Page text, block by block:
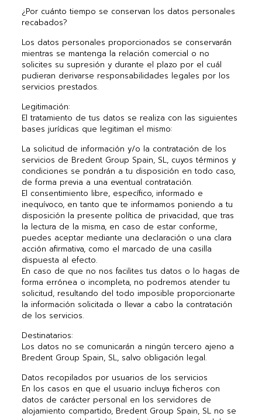
¿Por cuánto tiempo se conservan los datos personales
recabados?
Los datos personales proporcionados se conservarán
mientras se mantenga la relación comercial o no
solicites su supresión y durante el plazo por el cuál
pudieran derivarse responsabilidades legales por los
servicios prestados.
Legitimación:
El tratamiento de tus datos se realiza con las siguientes
bases jurídicas que legitiman el mismo:
La solicitud de información y/o la contratación de los
servicios de Bredent Group Spain, SL, cuyos términos y
condiciones se pondrán a tu disposición en todo caso,
de forma previa a una eventual contratación.
El consentimiento libre, específico, informado e
inequívoco, en tanto que te informamos poniendo a tu
disposición la presente política de privacidad, que tras
la lectura de la misma, en caso de estar conforme,
puedes aceptar mediante una declaración o una clara
acción afirmativa, como el marcado de una casilla
dispuesta al efecto.
En caso de que no nos facilites tus datos o lo hagas de
forma errónea o incompleta, no podremos atender tu
solicitud, resultando del todo imposible proporcionarte
la información solicitada o llevar a cabo la contratación
de los servicios.
Destinatarios:
Los datos no se comunicarán a ningún tercero ajeno a
Bredent Group Spain, SL, salvo obligación legal.
Datos recopilados por usuarios de los servicios
En los casos en que el usuario incluya ficheros con
datos de carácter personal en los servidores de
alojamiento compartido, Bredent Group Spain, SL no se